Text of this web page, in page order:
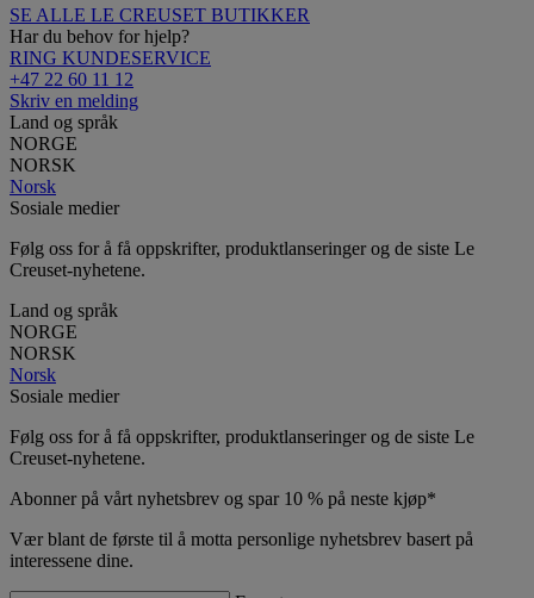
SE ALLE LE CREUSET BUTIKKER
Har du behov for hjelp?
RING KUNDESERVICE
+47 22 60 11 12
Skriv en melding
Land og språk
NORGE
NORSK
Norsk
Sosiale medier
Følg oss for å få oppskrifter, produktlanseringer og de siste Le
Creuset-nyhetene.
Land og språk
NORGE
NORSK
Norsk
Sosiale medier
Følg oss for å få oppskrifter, produktlanseringer og de siste Le
Creuset-nyhetene.
Abonner på vårt nyhetsbrev og spar 10 % på neste kjøp*
Vær blant de første til å motta personlige nyhetsbrev basert på
interessene dine.